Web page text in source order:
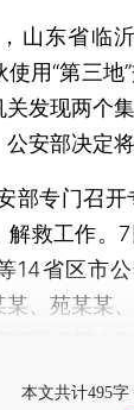
东省临沂
用“第三
发现两个
安部决定
专门召开
解救工作。
14省区市
、苑某某
本文共计495